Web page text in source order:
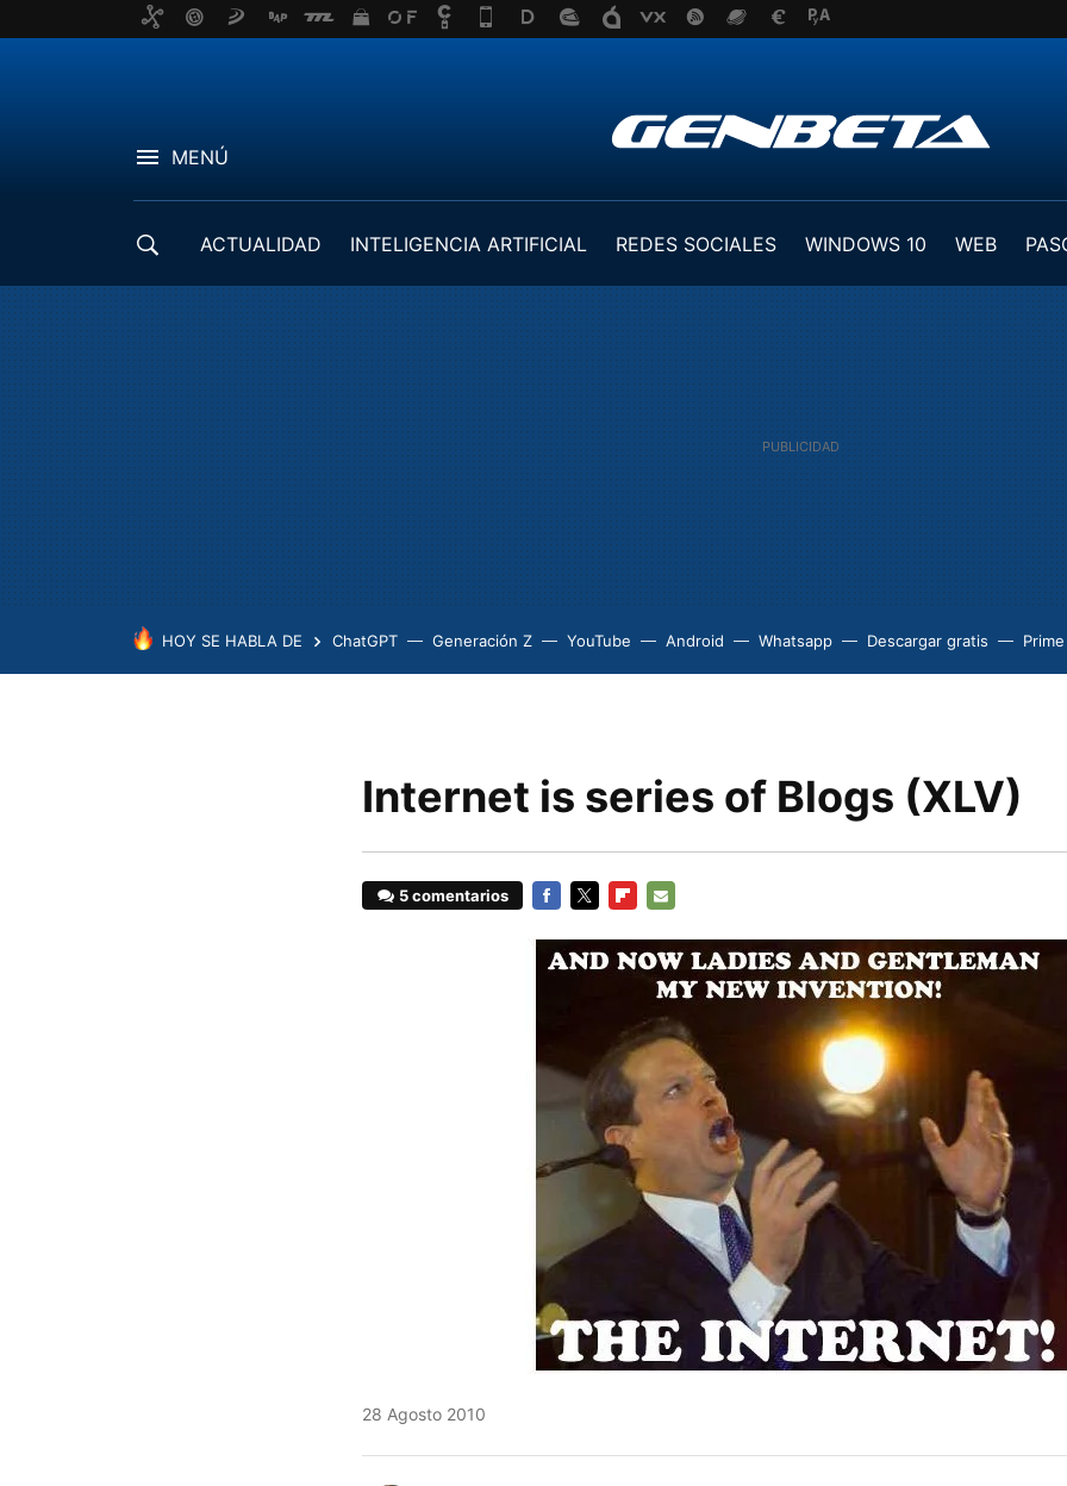
MENÚ
ACTUALIDAD INTELIGENCIA ARTIFICIAL REDES SOCIALES WINDOWS 10 WEB
HOY SE HABLA DE ChatGPT Generación Z YouTube Android Whatsapp Descargar gratis
Internet is series of Blogs (XLV)
5 comentarios
MAIL
28 Agosto 2010